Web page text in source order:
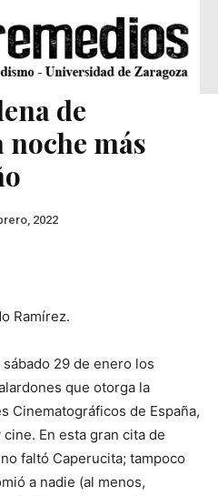
de
más
2022
Ramírez.
29 de enero los
que otorga la
Cinematográficos de España,
En esta gran cita de
faltó Caperucita; tampoco
a nadie (al menos,